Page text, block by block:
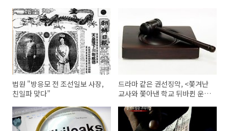
법원 "방응모 전 조선일보 사장,
친일파 맞다"
드라마 같은 권선징악, <쫓겨난
교사와 쫓아낸 학교 뒤바뀐 운명